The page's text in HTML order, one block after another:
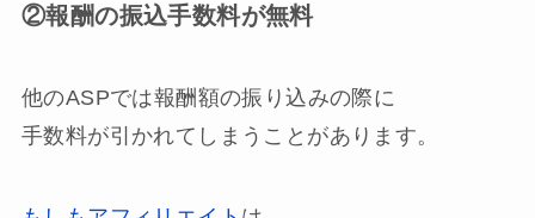
②報酬の振込手数料が無料
他のASPでは報酬額の振り込みの際に
手数料が引かれてしまうことがあります。